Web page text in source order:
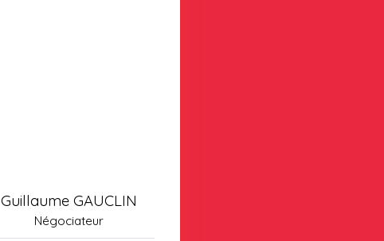
Guillaume GAUCLIN
Négociateur